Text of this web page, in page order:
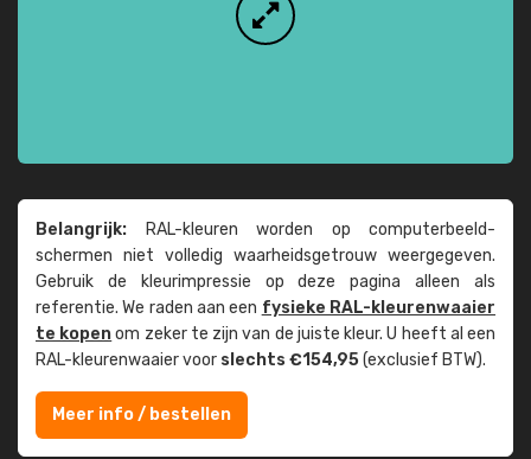
Belangrijk: RAL-kleuren worden op computer­beeld­
schermen niet volledig waarheids­­getrouw weer­gegeven.
Gebruik de kleur­impressie op deze pagina alleen als
referentie. We raden aan een fysieke RAL-kleuren­waaier
te kopenom zeker te zijn van de juiste kleur. U heeft al een
RAL-kleuren­waaier voor slechts €154,95(exclusief BTW).
Meer info / bestellen